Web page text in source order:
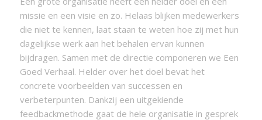
missie en een visie en zo. Helaas blijken medewerkers
die niet te kennen, laat staan te weten hoe zij met hun
dagelijkse werk aan het behalen ervan kunnen
bijdragen. Samen met de directie componeren we Een
Goed Verhaal. Helder over het doel bevat het
concrete voorbeelden van successen en
verbeterpunten. Dankzij een uitgekiende
feedbackmethode gaat de hele organisatie in gesprek